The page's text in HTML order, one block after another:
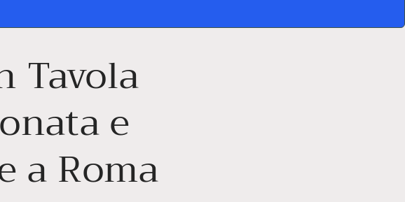
/
Tavola
e
a Roma